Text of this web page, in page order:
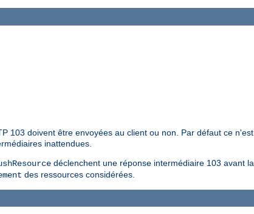
103 doivent être envoyées au client ou non. Par défaut ce n'est
inattendues.
déclenchent une réponse intermédiaire 103 avant la
des ressources considérées.